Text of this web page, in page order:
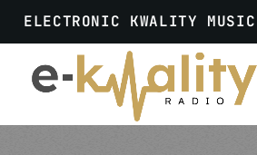
ELECTRONIC KWALITY MUSIC